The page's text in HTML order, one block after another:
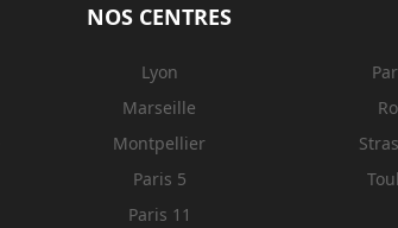
NOS CENTRES
Lyon
Marseille
Montpellier
Paris 5
Paris 11